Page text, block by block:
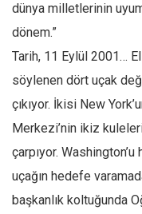
dünya milletlerinin
dönem.”
Tarih, 11 Eylül 2001…
söylenen dört uçak
çıkıyor. İkisi New
Merkezi’nin ikiz
çarpıyor.
uçağın hedefe
başkanlık koltuğunda